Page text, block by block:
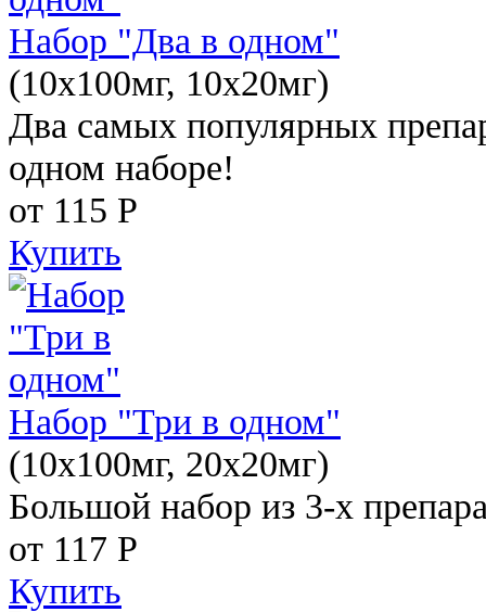
Набор "Два в одном"
(10x100мг, 10x20мг)
Два самых популярных
одном наборе!
от 115 Р
Купить
Набор "Три в одном"
(10x100мг, 20x20мг)
Большой набор из 3-х
от 117 Р
Купить